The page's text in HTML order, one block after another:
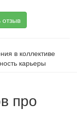
в коллективе
карьеры
про